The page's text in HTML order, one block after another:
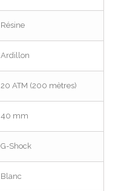
Résine
Ardillon
20 ATM (200 mètres)
40 mm
G-Shock
Blanc